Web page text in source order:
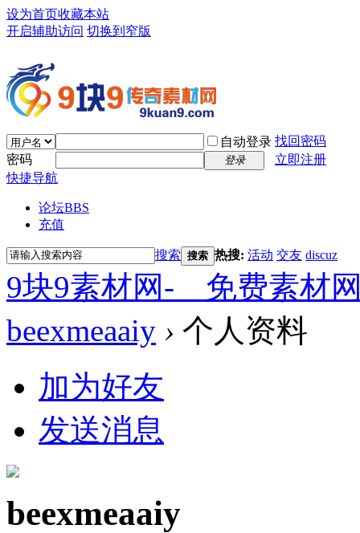
设为首页收藏本站
开启辅助访问 切换到窄版
自动登录 找回密码
密码
登录
立即注册
快捷导航
论坛BBS
充值
搜索 搜索 热搜: 活动 交友 discuz
9块9素材网-＿免费素材
beexmeaaiy › 个人资料
加为好友
发送消息
beexmeaaiy